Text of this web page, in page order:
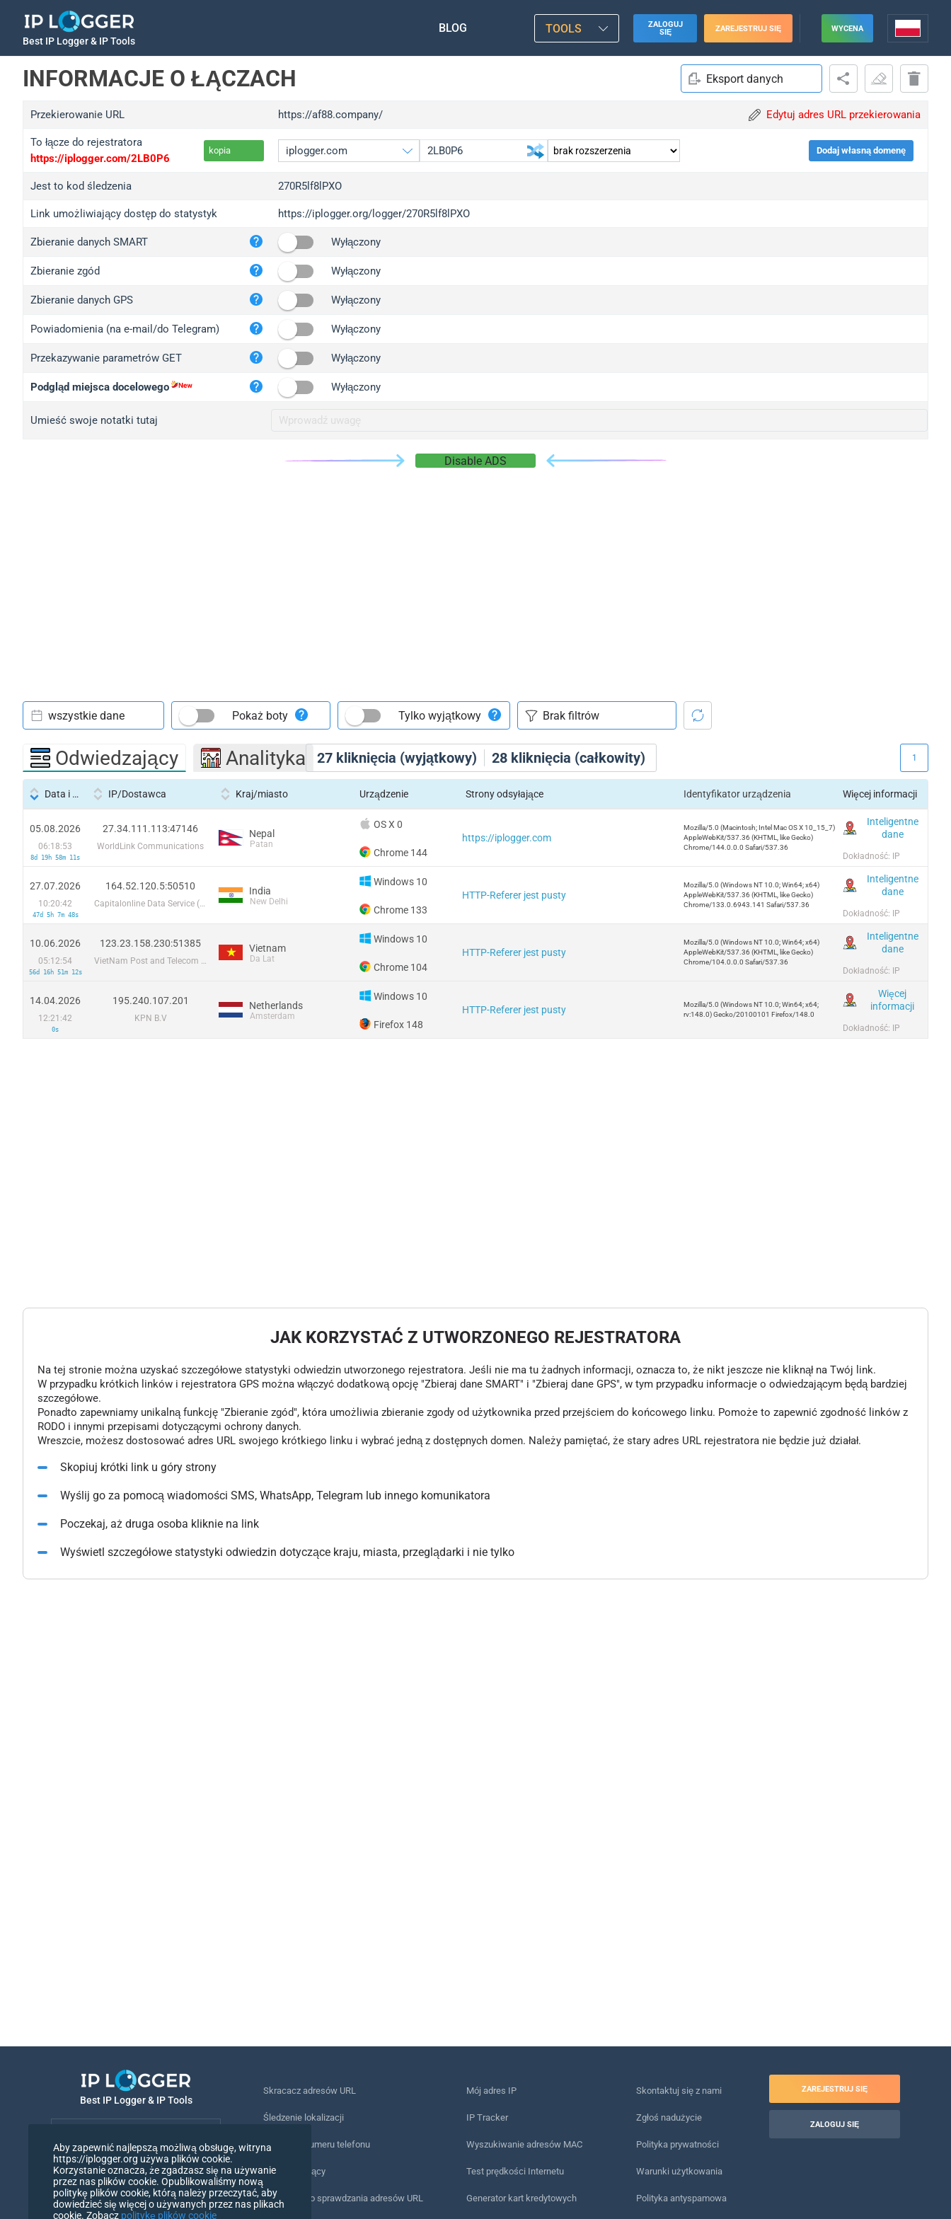
Best IP Logger & IP Tools
BLOG TOOLS
ZALOGUJ
SIĘ
ZAREJESTRUJ SIĘ WYCENA
INFORMACJE O ŁĄCZACH Eksport danych
Przekierowanie URL https://af88.company/ Edytuj adres URL przekierowania
To łącze do rejestratora
https://iplogger.com/2LB0P6
kopia
iplogger.org
wl.gl
ed.tc
iplogger.com
iplogger.co
2no.co
yip.su
iplogger.info
Dodaj własną domenę
Jest to kod śledzenia 270R5lf8lPXO
Link umożliwiający dostęp do statystyk https://iplogger.org/logger/270R5lf8lPXO
Zbieranie danych SMART Wyłączony
Zbieranie zgód Wyłączony
Zbieranie danych GPS Wyłączony
Powiadomienia (na e-mail/do Telegram) Wyłączony
Przekazywanie parametrów GET Wyłączony
Podgląd miejsca docelowego Wyłączony
Umieść swoje notatki tutaj
Disable ADS
27 kliknięcia (wyjątkowy) 28 kliknięcia (całkowity)
wszystkie dane Pokaż boty Tylko wyjątkowy
Odwiedzający Analityka 1
Data i godzina IP/Dostawca Kraj/miasto Urządzenie Strony odsyłające Identyfikator urządzenia Więcej informacji
05.08.2026
06:18:53
8d 19h 58m 11s
27.34.111.113:47146
WorldLink Communications
Nepal
Patan
OS X 0
Chrome 144
https://iplogger.com
Mozilla/5.0 (Macintosh; Intel Mac OS X 10_15_7)
AppleWebKit/537.36 (KHTML, like Gecko)
Chrome/144.0.0.0 Safari/537.36
Inteligentne
dane
Dokładność: IP
27.07.2026
10:20:42
47d 5h 7m 48s
164.52.120.5:50510
Capitalonline Data Service (HK) Co
India
New Delhi
Windows 10
Chrome 133
HTTP-Referer jest pusty
Mozilla/5.0 (Windows NT 10.0; Win64; x64)
AppleWebKit/537.36 (KHTML, like Gecko)
Chrome/133.0.6943.141 Safari/537.36
Inteligentne
dane
Dokładność: IP
10.06.2026
05:12:54
56d 16h 51m 12s
123.23.158.230:51385
VietNam Post and Telecom Corporation
Vietnam
Da Lat
Windows 10
Chrome 104
HTTP-Referer jest pusty
Mozilla/5.0 (Windows NT 10.0; Win64; x64)
AppleWebKit/537.36 (KHTML, like Gecko)
Chrome/104.0.0.0 Safari/537.36
Inteligentne
dane
Dokładność: IP
14.04.2026
12:21:42
0s
195.240.107.201
KPN B.V
Netherlands
Amsterdam
Windows 10
Firefox 148
HTTP-Referer jest pusty
Mozilla/5.0 (Windows NT 10.0; Win64; x64;
rv:148.0) Gecko/20100101 Firefox/148.0
Więcej
informacji
Dokładność: IP
JAK KORZYSTAĆ Z UTWORZONEGO REJESTRATORA
Na tej stronie można uzyskać szczegółowe statystyki odwiedzin utworzonego rejestratora. Jeśli nie ma tu żadnych informacji, oznacza to, że nikt jeszcze nie kliknął na Twój link.
W przypadku krótkich linków i rejestratora GPS można włączyć dodatkową opcję "Zbieraj dane SMART" i "Zbieraj dane GPS", w tym przypadku informacje o odwiedzającym będą bardziej
szczegółowe.
Ponadto zapewniamy unikalną funkcję "Zbieranie zgód", która umożliwia zbieranie zgody od użytkownika przed przejściem do końcowego linku. Pomoże to zapewnić zgodność linków z
RODO i innymi przepisami dotyczącymi ochrony danych.
Wreszcie, możesz dostosować adres URL swojego krótkiego linku i wybrać jedną z dostępnych domen. Należy pamiętać, że stary adres URL rejestratora nie będzie już działał.
Skopiuj krótki link u góry strony
Wyślij go za pomocą wiadomości SMS, WhatsApp, Telegram lub innego komunikatora
Poczekaj, aż druga osoba kliknie na link
Wyświetl szczegółowe statystyki odwiedzin dotyczące kraju, miasta, przeglądarki i nie tylko
Best IP Logger & IP Tools
Polski
Skracacz adresów URL
Śledzenie lokalizacji
Śledzenie numeru telefonu
Piksel śledzący
Narzędzie do sprawdzania adresów URL
Mój adres IP
IP Tracker
Wyszukiwanie adresów MAC
Test prędkości Internetu
Generator kart kredytowych
Skontaktuj się z nami
Zgłoś nadużycie
Polityka prywatności
Warunki użytkowania
Polityka antyspamowa
ZAREJESTRUJ SIĘ
ZALOGUJ SIĘ
Aby zapewnić najlepszą możliwą obsługę, witryna
https://iplogger.org używa plików cookie.
Korzystanie oznacza, że zgadzasz się na używanie
przez nas plików cookie. Opublikowaliśmy nową
politykę plików cookie, którą należy przeczytać, aby
dowiedzieć się więcej o używanych przez nas plikach
cookie. Zobacz politykę plików cookie